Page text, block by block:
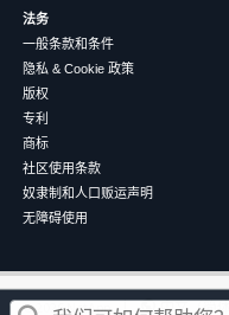
这篇文章对您有帮助吗？
法务
一般条款和条件
隐私 & Cookie 政策
版权
专利
商标
社区使用条款
奴隶制和人口贩运声明
无障碍使用
©2026NetApp 中文（简